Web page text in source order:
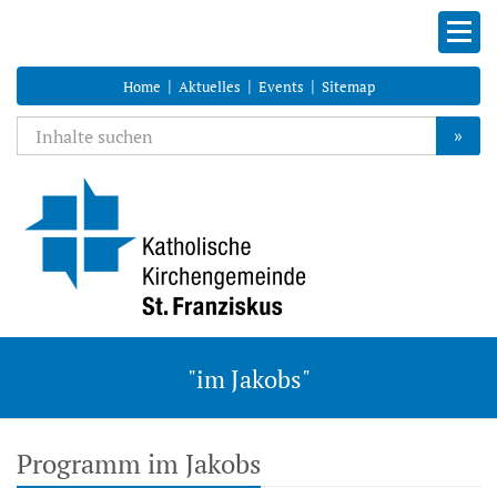
Home | Aktuelles | Events | Sitemap
»
"im Jakobs"
Programm im Jakobs